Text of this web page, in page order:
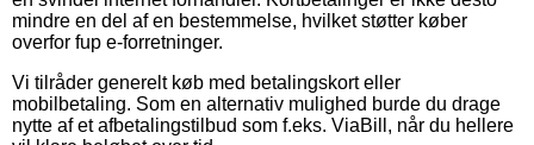
mindre en del af en bestemmelse, hvilket støtter køber
overfor fup e-forretninger.
Vi tilråder generelt køb med betalingskort eller
mobilbetaling. Som en alternativ mulighed burde du drage
nytte af et afbetalingstilbud som f.eks. ViaBill, når du hellere